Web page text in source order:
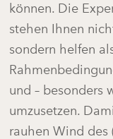
können. Die
stehen Ihnen
sondern helfen
und – besonders
umzusetzen.
rauhen Wind des